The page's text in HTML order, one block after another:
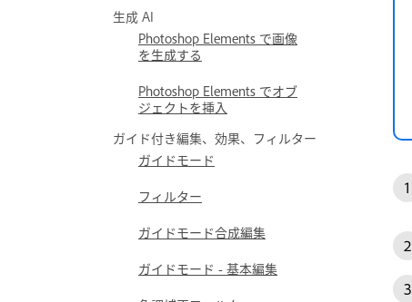
生成 AI
Photoshop Elements で画像
を生成する
Photoshop Elements でオブ
ジェクトを挿入
ガイド付き編集、効果、フィルター
ガイドモード
フィルター
ガイドモード合成編集
ガイドモード - 基本編集